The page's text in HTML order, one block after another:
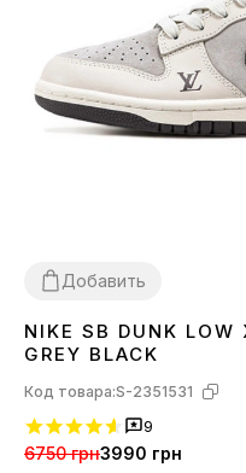
Добавить
3637 38394041 42 434445
NIKE SB DUNK
GREY BLACK
Код товара:S-2351531
9
6750 грн3990 грн